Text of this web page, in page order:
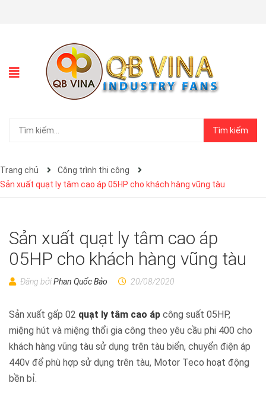
Tìm kiếm
Trang chủ
Công trình thi công
Sản xuất quạt ly tâm cao áp 05HP cho khách hàng vũng tàu
Sản xuất quạt ly tâm cao áp
05HP cho khách hàng vũng tàu
Đăng bởiPhan Quốc Bảo 20/08/2020
Sản xuất gấp 02 quạt ly tâm cao áp công suất 05HP,
miệng hút và miệng thổi gia công theo yêu cầu phi 400 cho
khách hàng vũng tàu sử dụng trên tàu biển, chuyển điện áp
440v để phù hợp sử dụng trên tàu, Motor Teco hoạt động
bền bỉ.